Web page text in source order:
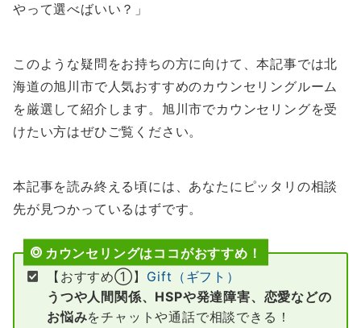
やって選べばいい？」
このような疑問をお持ちの方に向けて、本記事では北
海道の旭川市で人気おすすめのカウンセリングルーム
を厳選して紹介します。旭川市でカウンセリングを受
けたい方はぜひご覧ください。
本記事を読み終える頃には、あなたにピッタリの相談
先が見つかっているはずです。
カウンセリングはココがおすすめ！
【おすすめ①】 Gift（ギフト）
うつや人間関係、HSPや発達障害、恋愛などの
お悩みをチャットや通話で相談できる！